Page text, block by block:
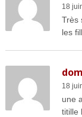
18
Très
les
18
une
titille